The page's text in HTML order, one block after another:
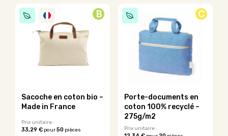
produit
a
plusieurs
variations.
peuvent
sur
la
du
produit
B
Sacoche en coton bio –
Made in France
Prix unitaire :
33,29 € pour50 pièces
C
Porte-documents en
coton 100% recyclé –
275g/m2
Prix unitaire :